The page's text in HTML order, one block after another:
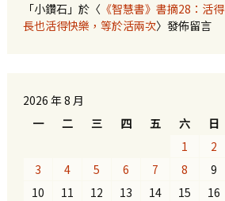
「小鑽石 」於〈 《智慧書》書摘28：活得
長也活得快樂，等於活兩次〉發佈留言
2026 年 8 月
一
二 三 四 五 六
日
1
2
3
4 5 6 7 8
9
10
11 12 13 14 15
16